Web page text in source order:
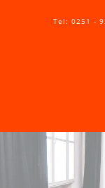
Tel: 0251 -